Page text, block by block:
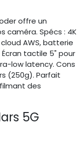
offre un
caméra. Spécs : 4K
AWS, batterie
Écran tactile 5" pour
low latency. Cons
(250g). Parfait
des
5G